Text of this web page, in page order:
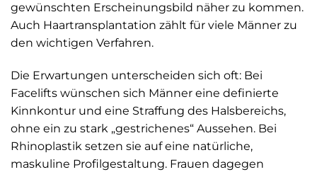
gewünschten Erscheinungsbild näher zu kommen.
Auch Haartransplantation zählt für viele Männer zu
den wichtigen Verfahren.
Die Erwartungen unterscheiden sich oft: Bei
Facelifts wünschen sich Männer eine definierte
Kinnkontur und eine Straffung des Halsbereichs,
ohne ein zu stark „gestrichenes“ Aussehen. Bei
Rhinoplastik setzen sie auf eine natürliche,
maskuline Profilgestaltung. Frauen dagegen